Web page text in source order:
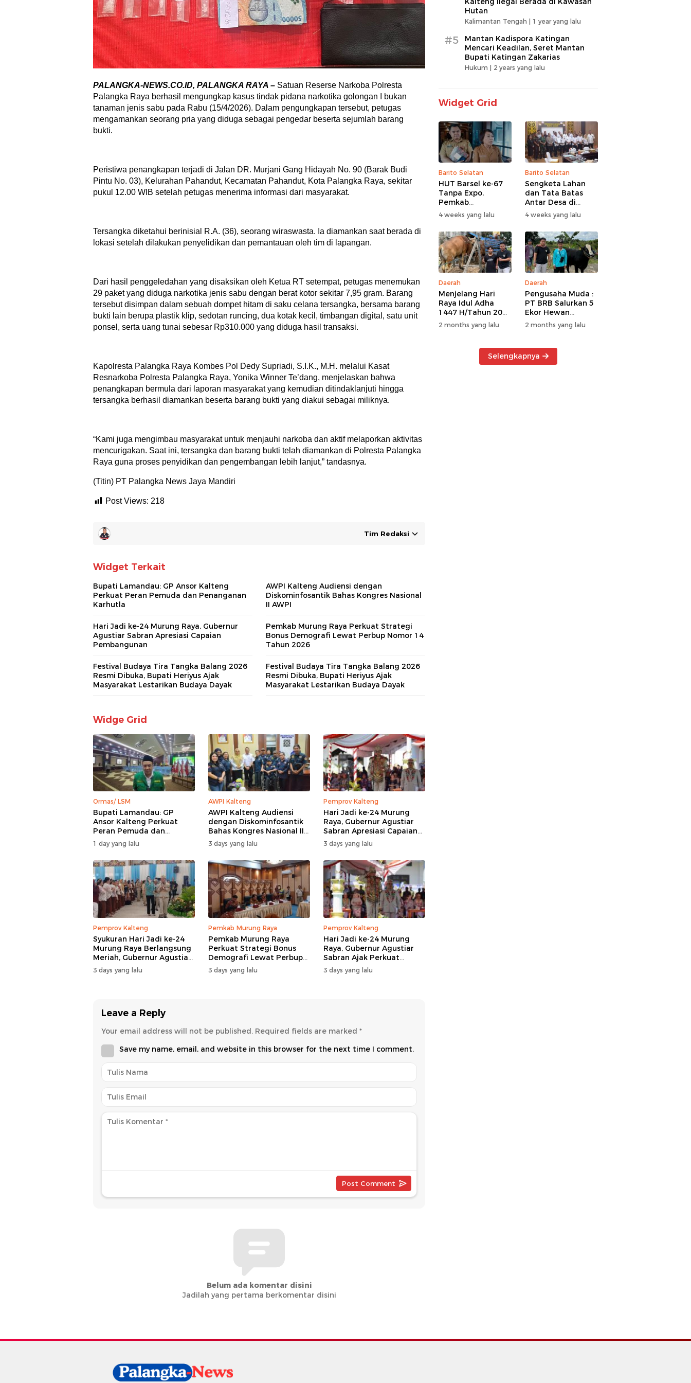
PALANGKA-NEWS.CO.ID, PALANGKA RAYA – Satuan Reserse Narkoba Polresta
Palangka Raya berhasil mengungkap kasus tindak pidana narkotika golongan I bukan
tanaman jenis sabu pada Rabu (15/4/2026). Dalam pengungkapan tersebut, petugas
mengamankan seorang pria yang diduga sebagai pengedar beserta sejumlah barang
bukti.
Peristiwa penangkapan terjadi di Jalan DR. Murjani Gang Hidayah No. 90 (Barak Budi
Pintu No. 03), Kelurahan Pahandut, Kecamatan Pahandut, Kota Palangka Raya, sekitar
pukul 12.00 WIB setelah petugas menerima informasi dari masyarakat.
Tersangka diketahui berinisial R.A. (36), seorang wiraswasta. Ia diamankan saat berada di
lokasi setelah dilakukan penyelidikan dan pemantauan oleh tim di lapangan.
Dari hasil penggeledahan yang disaksikan oleh Ketua RT setempat, petugas menemukan
29 paket yang diduga narkotika jenis sabu dengan berat kotor sekitar 7,95 gram. Barang
tersebut disimpan dalam sebuah dompet hitam di saku celana tersangka, bersama barang
bukti lain berupa plastik klip, sedotan runcing, dua kotak kecil, timbangan digital, satu unit
ponsel, serta uang tunai sebesar Rp310.000 yang diduga hasil transaksi.
Kapolresta Palangka Raya Kombes Pol Dedy Supriadi, S.I.K., M.H. melalui Kasat
Resnarkoba Polresta Palangka Raya, Yonika Winner Te’dang, menjelaskan bahwa
penangkapan bermula dari laporan masyarakat yang kemudian ditindaklanjuti hingga
tersangka berhasil diamankan beserta barang bukti yang diakui sebagai miliknya.
“Kami juga mengimbau masyarakat untuk menjauhi narkoba dan aktif melaporkan aktivitas
mencurigakan. Saat ini, tersangka dan barang bukti telah diamankan di Polresta Palangka
Raya guna proses penyidikan dan pengembangan lebih lanjut,” tandasnya.
(Titin) PT Palangka News Jaya Mandiri
Post Views: 218
Tim Redaksi
Widget Terkait
Bupati Lamandau: GP Ansor Kalteng
Perkuat Peran Pemuda dan Penanganan
Karhutla
AWPI Kalteng Audiensi dengan
Diskominfosantik Bahas Kongres Nasional
II AWPI
Hari Jadi ke-24 Murung Raya, Gubernur
Agustiar Sabran Apresiasi Capaian
Pembangunan
Pemkab Murung Raya Perkuat Strategi
Bonus Demografi Lewat Perbup Nomor 14
Tahun 2026
Festival Budaya Tira Tangka Balang 2026
Resmi Dibuka, Bupati Heriyus Ajak
Masyarakat Lestarikan Budaya Dayak
Festival Budaya Tira Tangka Balang 2026
Resmi Dibuka, Bupati Heriyus Ajak
Masyarakat Lestarikan Budaya Dayak
Widge Grid
Ormas/ LSM
Bupati Lamandau: GP
Ansor Kalteng Perkuat
Peran Pemuda dan
Penanganan Karhutla
1 day yang lalu
AWPI Kalteng
AWPI Kalteng Audiensi
dengan Diskominfosantik
Bahas Kongres Nasional II
AWPI
3 days yang lalu
Pemprov Kalteng
Hari Jadi ke-24 Murung
Raya, Gubernur Agustiar
Sabran Apresiasi Capaian
Pembangunan
3 days yang lalu
Pemprov Kalteng
Syukuran Hari Jadi ke-24
Murung Raya Berlangsung
Meriah, Gubernur Agustiar
Sabran Hibur Masyarakat
3 days yang lalu
Pemkab Murung Raya
Pemkab Murung Raya
Perkuat Strategi Bonus
Demografi Lewat Perbup
Nomor 14 Tahun 2026
3 days yang lalu
Pemprov Kalteng
Hari Jadi ke-24 Murung
Raya, Gubernur Agustiar
Sabran Ajak Perkuat
Sinergi Pembangunan
3 days yang lalu
Leave a Reply
Your email address will not be published. Required fields are marked *
Save my name, email, and website in this browser for the next time I comment.
Belum ada komentar disini
Jadilah yang pertama berkomentar disini
Hutan
Kalimantan Tengah | 1 year yang lalu
#5
Mantan Kadispora Katingan
Mencari Keadilan, Seret Mantan
Bupati Katingan Zakarias
Hukum | 2 years yang lalu
Widget Grid
Barito Selatan
HUT Barsel ke-67
Tanpa Expo,
Pemkab
Prioritaskan UMKM
dan Bantuan Sosial
4 weeks yang lalu
Barito Selatan
Sengketa Lahan
dan Tata Batas
Antar Desa di
Barsel Jadi
Perhatian Serius
4 weeks yang lalu
Daerah
Menjelang Hari
Raya Idul Adha
1447 H/Tahun 2026
M, PT BRB Salurkan
5 Ekor Hewan
2 months yang lalu
Daerah
Pengusaha Muda :
PT BRB Salurkan 5
Ekor Hewan
Kurban Kepada
Warga Khususnya
Operasional
2 months yang lalu
Selengkapnya